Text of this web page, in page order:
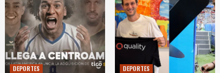
DEPORTES DEPORTES